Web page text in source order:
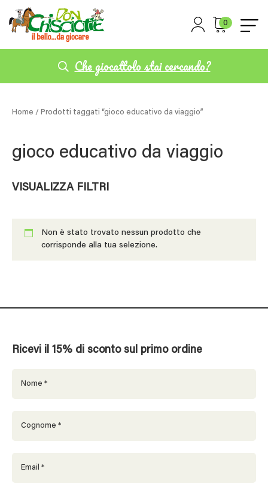
0
Che giocattolo stai cercando?
Home / Prodotti taggati “gioco educativo da viaggio”
gioco educativo da viaggio
VISUALIZZA FILTRI
Non è stato trovato nessun prodotto che
corrisponde alla tua selezione.
Ricevi il 15% di sconto sul primo ordine